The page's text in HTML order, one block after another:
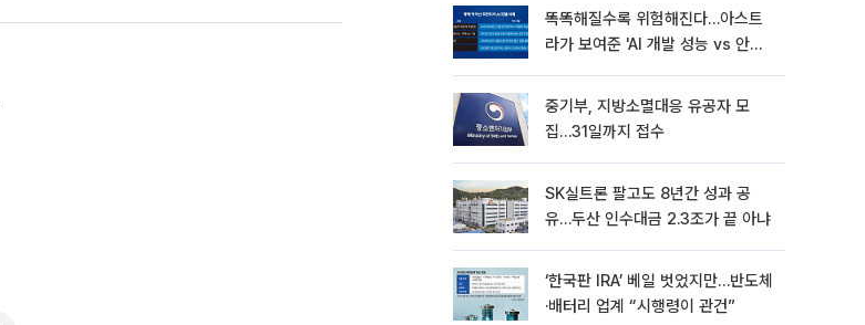
똑똑해질수록 위험해진다…아스트
라가 보여준 'AI 개발 성능 vs 안전
중기부, 지방소멸대응 유공자 모
집…31일까지 접수
SK실트론 팔고도 8년간 성과 공
유…두산 인수대금 2.3조가 끝 아냐
‘한국판 IRA’ 베일 벗었지만…반도체
·배터리 업계 “시행령이 관건”